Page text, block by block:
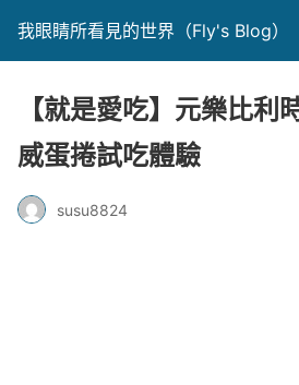
我眼睛所看見的世界（Fly's Blog）
【就是愛吃】元樂比利
威蛋捲試吃體驗
susu8824